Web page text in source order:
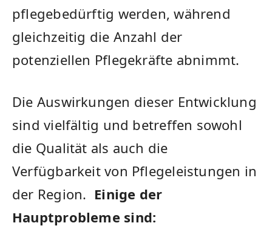
pflegebedürftig werden, während
gleichzeitig die⁣ Anzahl der
potenziellen Pflegekräfte abnimmt.
Die Auswirkungen⁢ dieser Entwicklung
sind vielfältig und betreffen sowohl
die Qualität als auch die
Verfügbarkeit von Pflegeleistungen in
der Region. ⁢ Einige der
Hauptprobleme sind: